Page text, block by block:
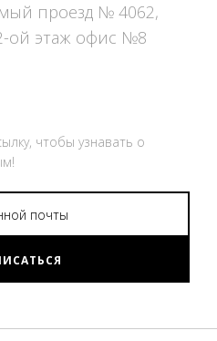
проезд № 4062,
ой этаж офис №8
чтобы узнавать о